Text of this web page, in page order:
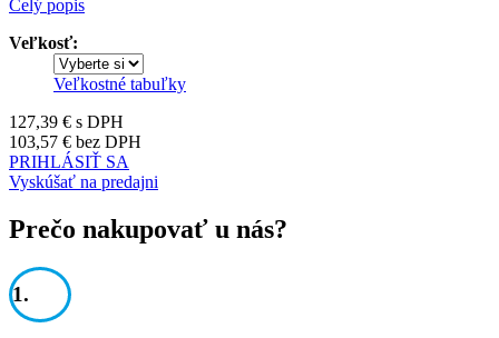
Celý popis
Veľkosť:
Veľkostné tabuľky
127,39 € s DPH
103,57 € bez DPH
PRIHLÁSIŤ SA
Vyskúšať na predajni
Prečo nakupovať u nás?
1.